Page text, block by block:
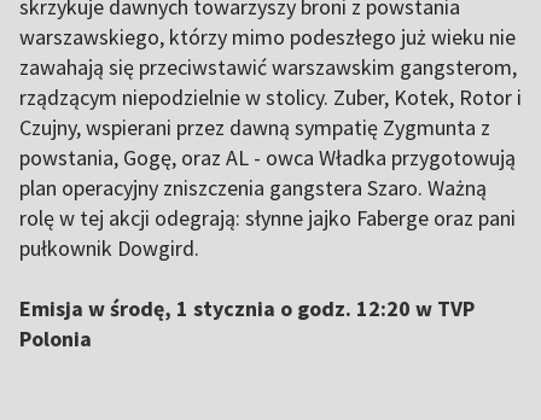
skrzykuje dawnych towarzyszy broni z powstania
warszawskiego, którzy mimo podeszłego już wieku nie
zawahają się przeciwstawić warszawskim gangsterom,
rządzącym niepodzielnie w stolicy. Zuber, Kotek, Rotor i
Czujny, wspierani przez dawną sympatię Zygmunta z
powstania, Gogę, oraz AL - owca Władka przygotowują
plan operacyjny zniszczenia gangstera Szaro. Ważną
rolę w tej akcji odegrają: słynne jajko Faberge oraz pani
pułkownik Dowgird.
Emisja w środę, 1 stycznia o godz. 12:20 w TVP
Polonia